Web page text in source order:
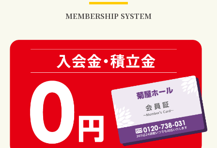
MEMBERSHIP SYSTEM